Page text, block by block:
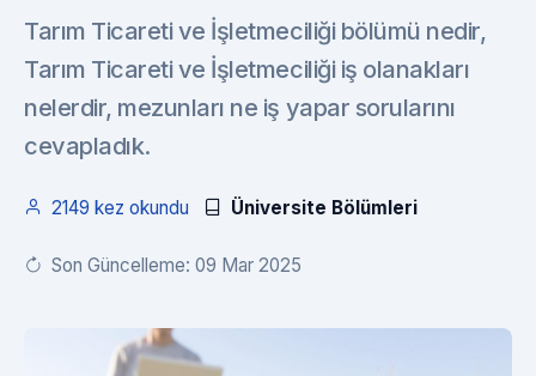
Tarım Ticareti ve İşletmeciliği bölümü nedir,
Tarım Ticareti ve İşletmeciliği iş olanakları
nelerdir, mezunları ne iş yapar sorularını
cevapladık.
2149 kez okundu Üniversite Bölümleri
Son Güncelleme: 09 Mar 2025